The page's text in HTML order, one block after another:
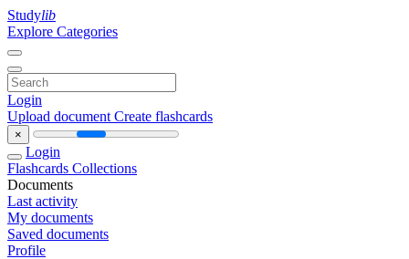
Studylib
Explore Categories
Login
Upload document Create flashcards
×
Login
Flashcards Collections
Documents
Last activity
My documents
Saved documents
Profile